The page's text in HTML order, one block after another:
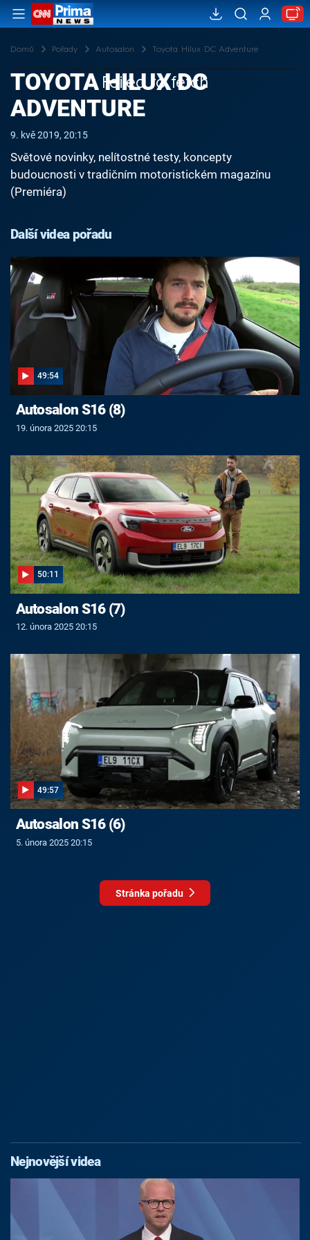
Domů Pořady Autosalon Toyota Hilux DC Adventure
Failed to fetch
TOYOTA HILUX DC
ADVENTURE
9. kvě 2019, 20:15
Světové novinky, nelítostné testy, koncepty
budoucnosti v tradičním motoristickém magazínu
(Premiéra)
Další videa pořadu
49:54
Autosalon S16 (8)
19. února 2025 20:15
50:11
Autosalon S16 (7)
12. února 2025 20:15
49:57
Autosalon S16 (6)
5. února 2025 20:15
Stránka pořadu
Nejnovější videa